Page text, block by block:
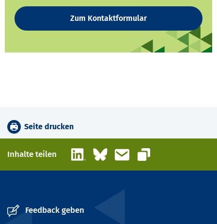
Zum Kontaktformular
Seite drucken
Inhalte teilen LinkedInBlueskyE-Mail
Link kopieren
Feedback geben